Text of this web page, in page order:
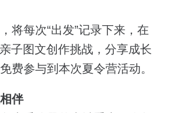
将每次“出发”记录下来，在
子图文创作挑战，分享成长
费参与到本次夏令营活动。
伴